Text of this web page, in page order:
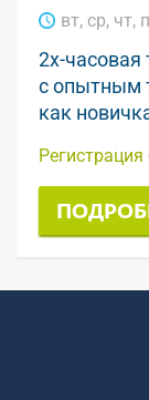
вт, ср, чт,
2х-
с опытным
как